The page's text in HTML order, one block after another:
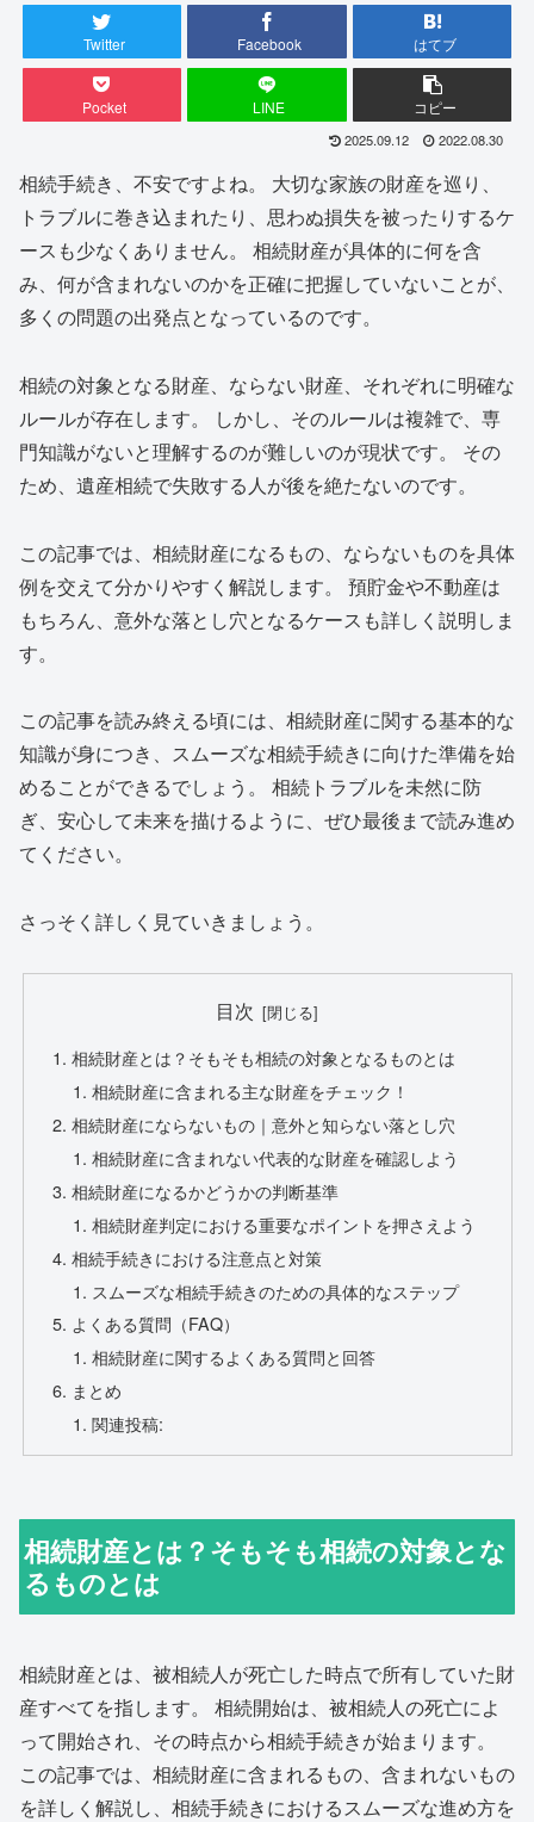
Twitter Facebook はてブ
Pocket LINE コピー
2025.09.12 2022.08.30
相続手続き、不安ですよね。 大切な家族の財産を巡り、
トラブルに巻き込まれたり、思わぬ損失を被ったりするケ
ースも少なくありません。 相続財産が具体的に何を含
み、何が含まれないのかを正確に把握していないことが、
多くの問題の出発点となっているのです。
相続の対象となる財産、ならない財産、それぞれに明確な
ルールが存在します。 しかし、そのルールは複雑で、専
門知識がないと理解するのが難しいのが現状です。 その
ため、遺産相続で失敗する人が後を絶たないのです。
この記事では、相続財産になるもの、ならないものを具体
例を交えて分かりやすく解説します。 預貯金や不動産は
もちろん、意外な落とし穴となるケースも詳しく説明しま
す。
この記事を読み終える頃には、相続財産に関する基本的な
知識が身につき、スムーズな相続手続きに向けた準備を始
めることができるでしょう。 相続トラブルを未然に防
ぎ、安心して未来を描けるように、ぜひ最後まで読み進め
てください。
さっそく詳しく見ていきましょう。
目次
相続財産とは？そもそも相続の対象となるものとは
相続財産に含まれる主な財産をチェック！
相続財産にならないもの｜意外と知らない落とし穴
相続財産に含まれない代表的な財産を確認しよう
相続財産になるかどうかの判断基準
相続財産判定における重要なポイントを押さえよう
相続手続きにおける注意点と対策
スムーズな相続手続きのための具体的なステップ
よくある質問（FAQ）
相続財産に関するよくある質問と回答
まとめ
関連投稿:
相続財産とは？そもそも相続の対象とな
るものとは
相続財産とは、被相続人が死亡した時点で所有していた財
産すべてを指します。 相続開始は、被相続人の死亡によ
って開始され、その時点から相続手続きが始まります。
この記事では、相続財産に含まれるもの、含まれないもの
を詳しく解説し、相続手続きにおけるスムーズな進め方を